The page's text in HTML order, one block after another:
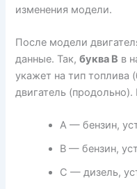
изменения модели.
После модели
данные. Так,буква В в
укажет на тип топлива
двигатель
А — бензин,
В — бензин,
С — дизель,